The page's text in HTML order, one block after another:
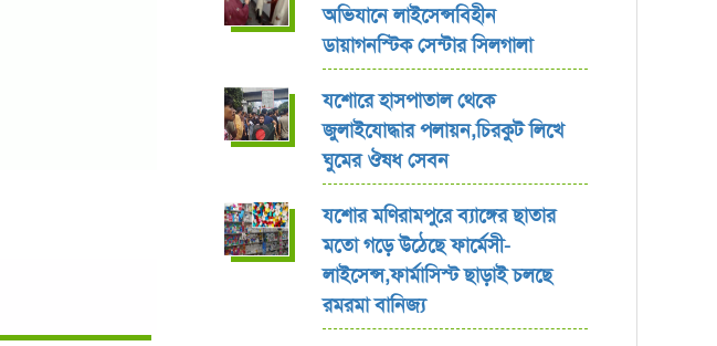
অভিযানে লাইসেন্সবিহীন
ডায়াগনস্টিক সেন্টার সিলগালা
যশোরে হাসপাতাল থেকে
জুলাইযোদ্ধার পলায়ন,চিরকুট লিখে
ঘুমের ঔষধ সেবন
যশোর ‎মণিরামপুরে ব্যাঙ্গের ছাতার
মতো গড়ে উঠেছে ফার্মেসী-
লাইসেন্স,ফার্মাসিস্ট ছাড়াই চলছে
রমরমা বানিজ্য ‎